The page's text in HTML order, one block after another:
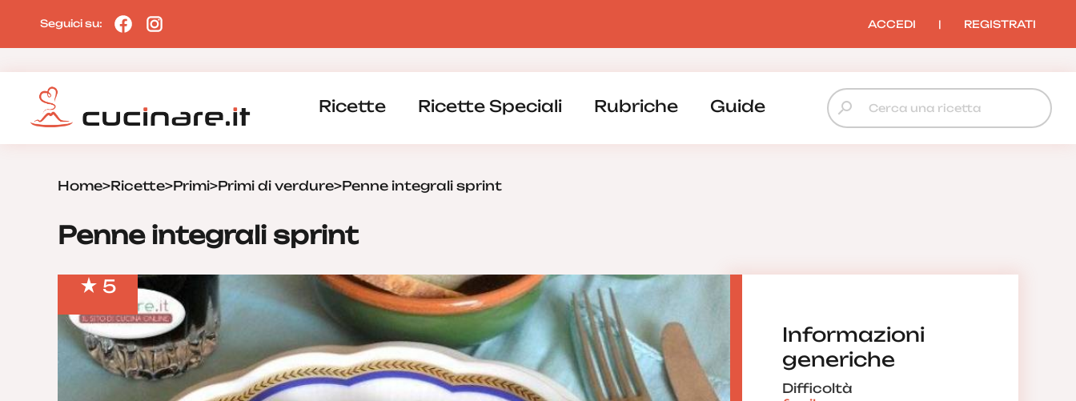
Seguici su: ACCEDI | REGISTRATI
Ricette Ricette Speciali Rubriche Guide
Home>Ricette>Primi>Primi di verdure>Penne integrali sprint
Penne integrali sprint
5
Informazioni
generiche
Difficoltà